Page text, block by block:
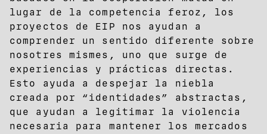
lugar de la competencia feroz, los
proyectos de EIP nos ayudan a
comprender un sentido diferente sobre
nosotres mismes, uno que surge de
experiencias y prácticas directas.
Esto ayuda a despejar la niebla
creada por “identidades” abstractas,
que ayudan a legitimar la violencia
necesaria para mantener los mercados